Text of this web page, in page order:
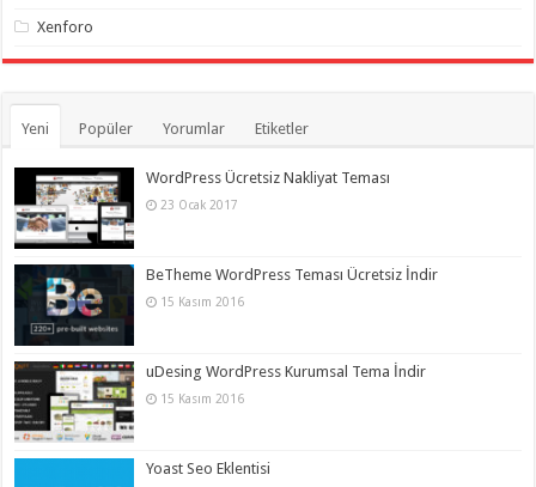
Xenforo
Yeni Popüler Yorumlar Etiketler
WordPress Ücretsiz Nakliyat Teması
23 Ocak 2017
BeTheme WordPress Teması Ücretsiz İndir
15 Kasım 2016
uDesing WordPress Kurumsal Tema İndir
15 Kasım 2016
Yoast Seo Eklentisi